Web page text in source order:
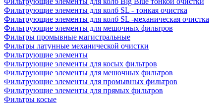
Фильтрующие элементы для колб SL - тонкая очистка
Фильтрующие элементы для колб SL -механическая очистка
Фильтрующие элементы для мешочных фильтров
Фильтры промывные магистральные
Фильтры латунные механической очистки
Фильтрующие элементы
Фильтрующие элементы для косых фильтров
Фильтрующие элементы для мешочных фильтров
Фильтрующие элементы для промывных фильтров
Фильтрующие элементы для прямых фильтров
Фильтры косые